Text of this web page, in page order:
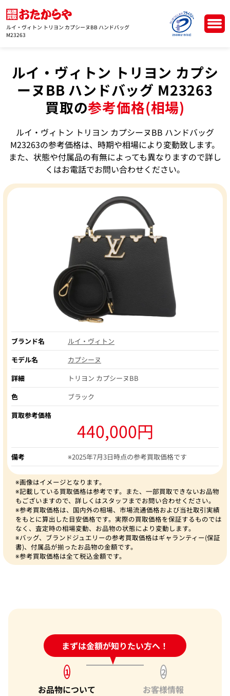
ルイ・ヴィトン トリヨン カプシーヌBB ハンドバッグ
M23263
ルイ・ヴィトン トリヨン カプシ
ーヌBB ハンドバッグ M23263
買取の参考価格(相場)
ルイ・ヴィトン トリヨン カプシーヌBB ハンドバッグ
M23263の参考価格は、時期や相場により変動致します。
また、状態や付属品の有無によっても異なりますので詳し
くはお電話でお問い合わせください。
ブランド名
ルイ・ヴィトン
モデル名
カプシーヌ
詳細
トリヨン カプシーヌBB
色
ブラック
買取参考価格
440,000円
備考 ※2025年7月3日時点の参考買取価格です
※画像はイメージとなります。
※記載している買取価格は参考です。また、一部買取できないお品物
もございますので、詳しくはスタッフまでお問い合わせください。
※参考買取価格は、国内外の相場、市場流通価格および当社取引実績
をもとに算出した目安価格です。実際の買取価格を保証するものでは
なく、査定時の相場変動、お品物の状態により変動します。
※バッグ、ブランドジュエリーの参考買取価格はギャランティー(保証
書)、付属品が揃ったお品物の金額です。
※参考買取価格は全て税込金額です。
まずは金額が知りたい方へ！
24時間受付中!問い合わせフォーム
1
お品物について
2
お客様情報